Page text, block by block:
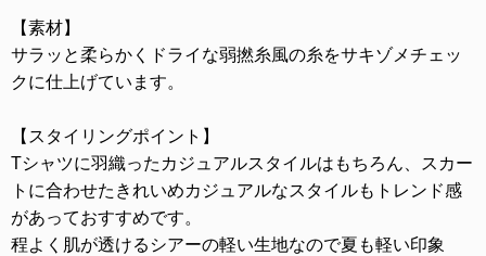
【素材】
サラッと柔らかくドライな弱撚糸風の糸をサキゾメチェッ
クに仕上げています。
【スタイリングポイント】
Tシャツに羽織ったカジュアルスタイルはもちろん、スカー
トに合わせたきれいめカジュアルなスタイルもトレンド感
があっておすすめです。
程よく肌が透けるシアーの軽い生地なので夏も軽い印象